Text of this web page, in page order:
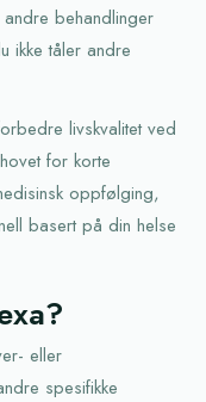
behandlinger
ikke tåler andre
livskvalitet ved
for korte
oppfølging,
basert på din helse
eller
spesifikke